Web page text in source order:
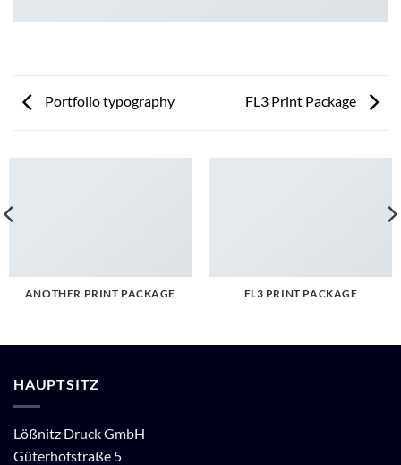
Portfolio typography FL3 Print Package
ANOTHER PRINT PACKAGE FL3 PRINT PACKAGE
HAUPTSITZ
Lößnitz Druck GmbH
Güterhofstraße 5